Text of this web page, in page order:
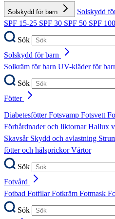
Solskydd för barn Solskydd
SPF 15-25 SPF 30 SPF 50 SPF 100
Sök
Solskydd för barn
Solkräm för barn UV-kläder för
Sök
Fötter
DiabetesfötterFotsvamp Fotsvett
Förhårdnader och liktornarHallux
Skavsår Skydd och avlastning
fötter och hälsprickorVårtor
Sök
Fotvård
Fotbad FotfilarFotkräm Fotmask
Sök